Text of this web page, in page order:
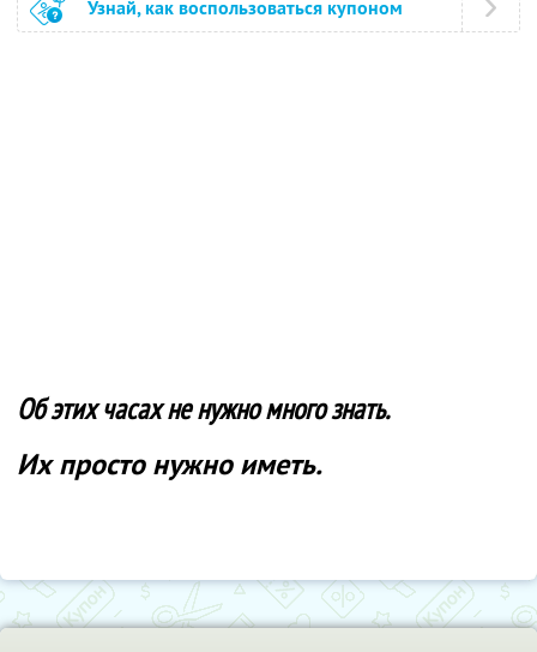
Узнай, как воспользоваться купоном
Об этих часах не нужно много знать.
Их просто нужно иметь.